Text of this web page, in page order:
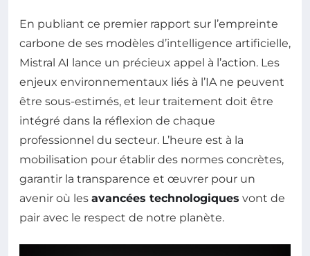
En publiant ce premier rapport sur l’empreinte
carbone de ses modèles d’intelligence artificielle,
Mistral AI lance un précieux appel à l’action. Les
enjeux environnementaux liés à l’IA ne peuvent
être sous-estimés, et leur traitement doit être
intégré dans la réflexion de chaque
professionnel du secteur. L’heure est à la
mobilisation pour établir des normes concrètes,
garantir la transparence et œuvrer pour un
avenir où les avancées technologiques vont de
pair avec le respect de notre planète.